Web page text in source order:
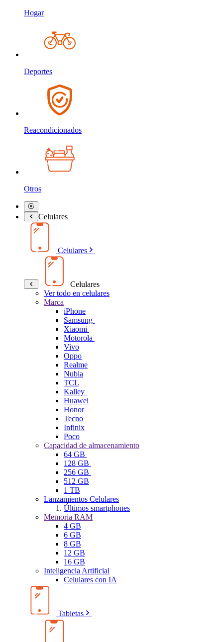
Hogar
Deportes
Reacondicionados
Otros
Celulares
Celulares
Celulares
Ver todo en celulares
Marca
iPhone
Samsung
Xiaomi
Motorola
Vivo
Oppo
Realme
Nubia
TCL
Kalley
Huawei
Honor
Tecno
Infinix
Poco
Capacidad de almacenamiento
64 GB
128 GB
256 GB
512 GB
1 TB
Lanzamientos Celulares
Últimos smartphones
Memoria RAM
4 GB
6 GB
8 GB
12 GB
16 GB
Inteligencia Artificial
Celulares con IA
Tabletas